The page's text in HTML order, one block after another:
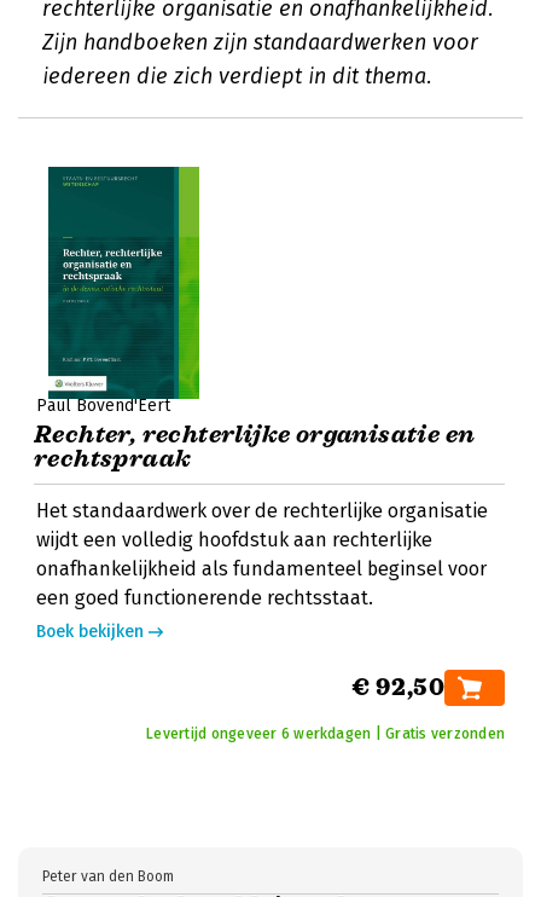
rechterlijke organisatie en onafhankelijkheid.
Zijn handboeken zijn standaardwerken voor
iedereen die zich verdiept in dit thema.
Paul Bovend'Eert
Rechter, rechterlijke organisatie en
rechtspraak
Het standaardwerk over de rechterlijke organisatie
wijdt een volledig hoofdstuk aan rechterlijke
onafhankelijkheid als fundamenteel beginsel voor
een goed functionerende rechtsstaat.
Boek bekijken
€ 92,50
Levertijd ongeveer 6 werkdagen | Gratis verzonden
Peter van den Boom